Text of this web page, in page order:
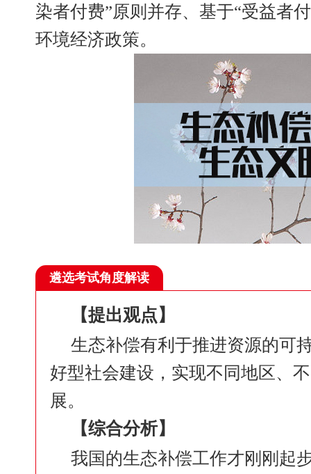
染者付费”原则并存、基于“受益者
环境经济政策。
遴选考试角度解读
【提出观点】
生态补偿有利于推进资源的可
好型社会建设，实现不同地区、
展。
【综合分析】
我国的生态补偿工作才刚刚起